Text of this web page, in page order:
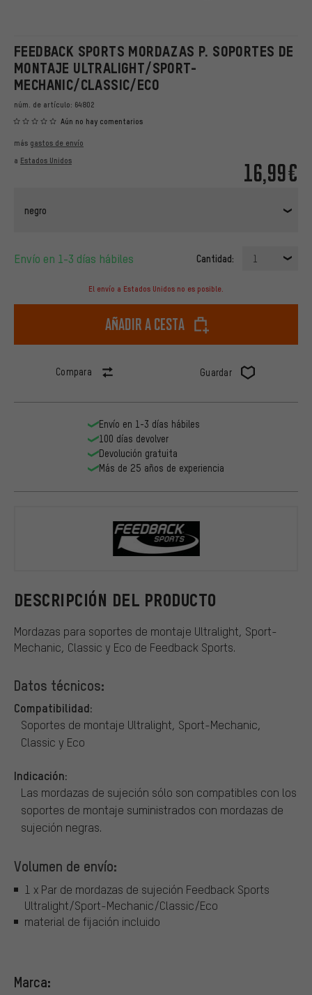
FEEDBACK SPORTS MORDAZAS P. SOPORTES DE
MONTAJE ULTRALIGHT/SPORT-
MECHANIC/CLASSIC/ECO
núm. de artículo: 64802
Aún no hay comentarios
16,99€
más gastos de envío
a Estados Unidos
negro
Envío en 1-3 días hábiles Cantidad: 1
El envío a Estados Unidos no es posible.
Añadir a cesta
Compara Guardar
DESCRIPCIÓN DEL PRODUCTO
Mordazas para soportes de montaje Ultralight, Sport-
Mechanic, Classic y Eco de Feedback Sports.
Datos técnicos:
Compatibilidad:
Soportes de montaje Ultralight, Sport-Mechanic,
Classic y Eco
Indicación:
Las mordazas de sujeción sólo son compatibles con los
soportes de montaje suministrados con mordazas de
sujeción negras.
Volumen de envío:
1 x Par de mordazas de sujeción Feedback Sports
Ultralight/Sport-Mechanic/Classic/Eco
material de fijación incluido
Marca:
Envío en 1-3 días hábiles
100 días devolver
Devolución gratuita
Más de 25 años de experiencia